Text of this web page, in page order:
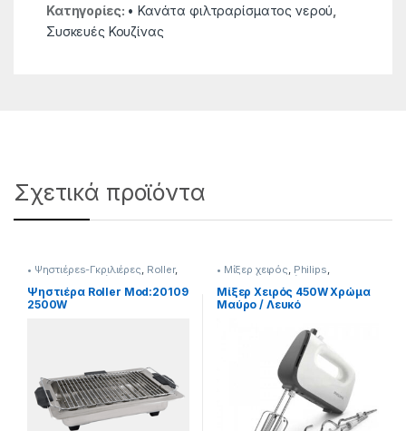
Κατηγορίες: • Κανάτα φιλτραρίσματος νερού
Συσκευές Κουζίνας
Σχετικά προϊόντα
• Ψηστιέρεs-Γκριλιέρες Roller,
Συσκευές Κουζίνας
Ψηστιέρα Roller Mod:20109
2500W
• Μίξερ χειρός Philips
Συσκευές Κουζίνας
Μίξερ Χειρός 450W Χρώμα
Μαύρο / Λευκό